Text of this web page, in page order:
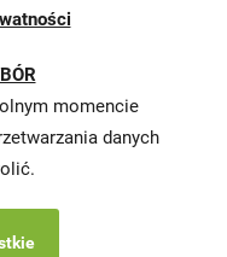
momencie
danych